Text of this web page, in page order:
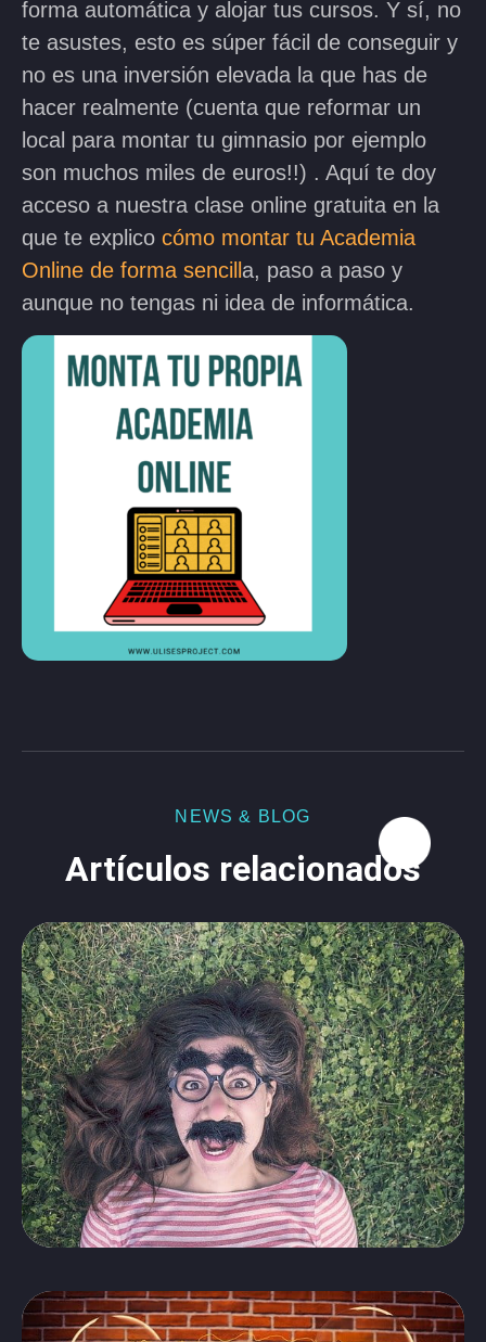
forma automática y alojar tus cursos. Y sí, no
te asustes, esto es súper fácil de conseguir y
no es una inversión elevada la que has de
hacer realmente (cuenta que reformar un
local para montar tu gimnasio por ejemplo
son muchos miles de euros!!) . Aquí te doy
acceso a nuestra clase online gratuita en la
que te explico cómo montar tu Academia
Online de forma sencill a, paso a paso y
aunque no tengas ni idea de informática.
NEWS & BLOG
Artículos relacionados